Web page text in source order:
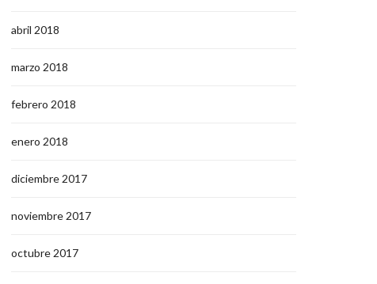
abril 2018
marzo 2018
febrero 2018
enero 2018
diciembre 2017
noviembre 2017
octubre 2017